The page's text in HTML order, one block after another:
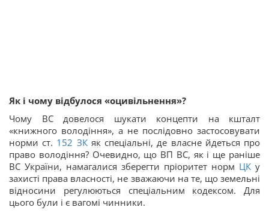
Як і чому відбулося «оцивільнення»?
Чому ВС довелося шукати концепти на кшталт
«книжного володіння», а не послідовно застосовувати
норми ст. 152 ЗКяк спеціальні, де власне йдеться про
право володіння? Очевидно, що ВП ВС, як і ще раніше
ВС України, намагалися зберегти пріоритет норм ЦК у
захисті права власності, не зважаючи на те, що земельні
відносини регулюються спеціальним кодексом. Для
цього були і є вагомі чинники.